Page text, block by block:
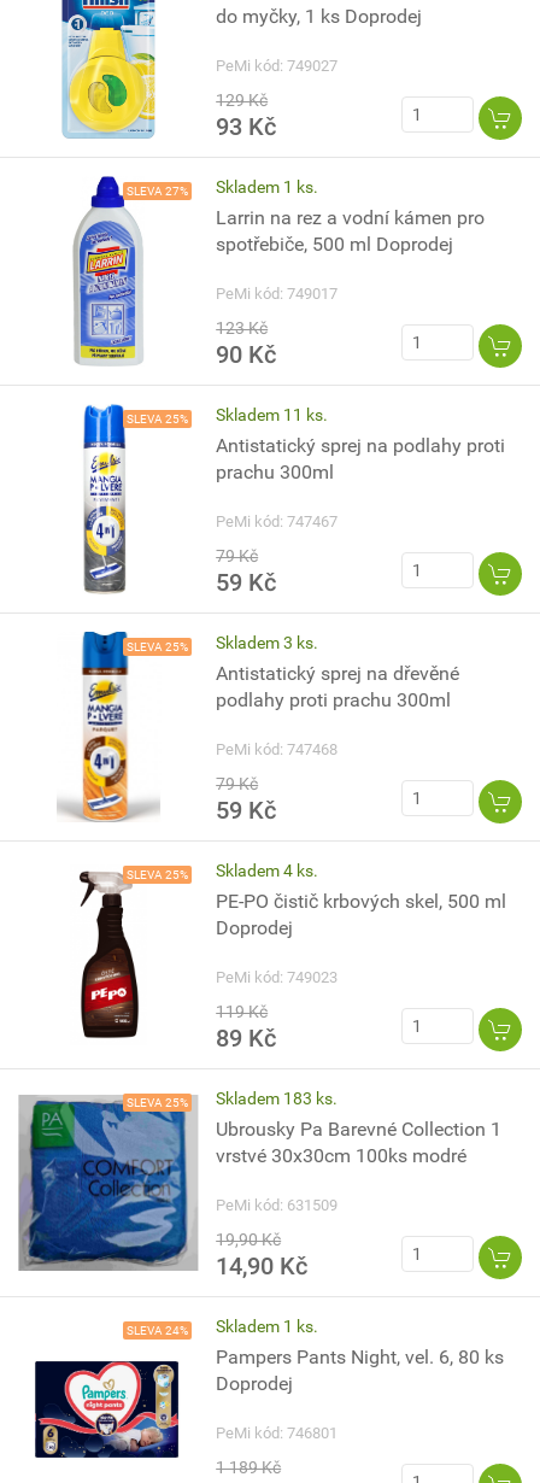
do myčky, 1 ks Doprodej
PeMi kód: 749027
129 Kč
93 Kč
SLEVA 27% Skladem 1 ks.
Larrin na rez a vodní kámen pro
spotřebiče, 500 ml Doprodej
PeMi kód: 749017
123 Kč
90 Kč
SLEVA 25% Skladem 11 ks.
Antistatický sprej na podlahy proti
prachu 300ml
PeMi kód: 747467
79 Kč
59 Kč
SLEVA 25% Skladem 3 ks.
Antistatický sprej na dřevěné
podlahy proti prachu 300ml
PeMi kód: 747468
79 Kč
59 Kč
SLEVA 25% Skladem 4 ks.
PE-PO čistič krbových skel, 500 ml
Doprodej
PeMi kód: 749023
119 Kč
89 Kč
SLEVA 25% Skladem 183 ks.
Ubrousky Pa Barevné Collection 1
vrstvé 30x30cm 100ks modré
PeMi kód: 631509
19,90 Kč
14,90 Kč
SLEVA 24% Skladem 1 ks.
Pampers Pants Night, vel. 6, 80 ks
Doprodej
PeMi kód: 746801
1 189 Kč